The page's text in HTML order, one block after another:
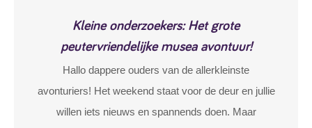
Kleine onderzoekers: Het grote
peutervriendelijke musea avontuur!
Hallo dappere ouders van de allerkleinste
avonturiers! Het weekend staat voor de deur en jullie
willen iets nieuws en spannends doen. Maar